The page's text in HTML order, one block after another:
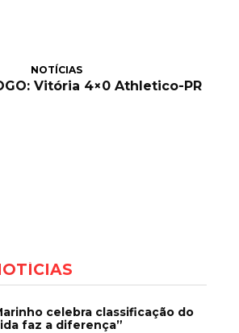
NOTÍCIAS
Vitória 4×0 Athletico-PR
celebra classificação do
faz a diferença”